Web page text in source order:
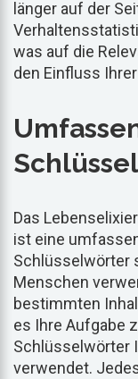
länger auf der
was auf die
den Einfluss
Das
ist eine
Schlüsselwörter
Menschen
bestimmten
es Ihre Aufgabe
Schlüsselwörter
verwendet.